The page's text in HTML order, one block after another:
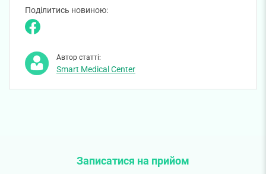
Поділитись новиною:
Автор статті:
Smart Medical Center
Записатися на прийом